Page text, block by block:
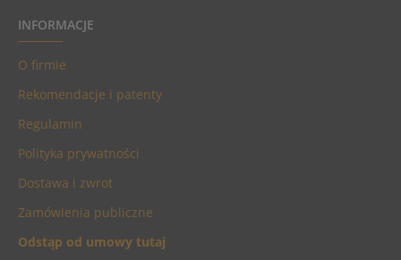
INFORMACJE
O firmie
Rekomendacje i patenty
Regulamin
Polityka prywatności
Dostawa i zwrot
Zamówienia publiczne
Odstąp od umowy tutaj